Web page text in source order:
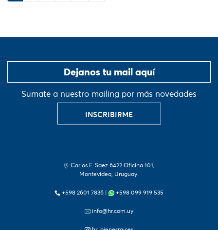
Sumate a nuestro mailing por más novedades
INSCRIBIRME
Carlos F. Saez 6422 Oficina 101,
Montevideo, Uruguay.
+598 2601 7836 | +598 099 919 535
info@hr.com.uy